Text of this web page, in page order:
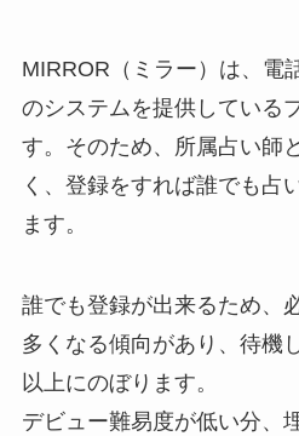
MIRROR（ミラー）は、電
のシステムを提供している
す。そのため、所属占い師
く、登録をすれば誰でも占
ます。
誰でも登録が出来るため、
多くなる傾向があり、待機
以上にのぼります。
デビュー難易度が低い分、